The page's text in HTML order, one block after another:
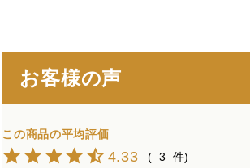
お客様の声
4.33 3